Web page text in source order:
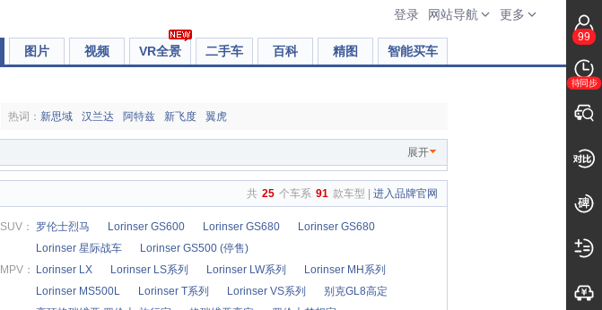
登录 网站导航 更多
图片 视频 VR全景 二手车 百科 精图 智能买车
热词： 新思域 汉兰达 阿特兹 新飞度 翼虎
展开
共 25 个车系 91 款车型 | 进入品牌官网
SUV： 罗伦士烈马 Lorinser GS600 Lorinser GS680
Lorinser GS680
Lorinser 星际战车
Lorinser GS500 (停售)
MPV：
Lorinser LX Lorinser LS系列 Lorinser LW系列
Lorinser MH系列
Lorinser MS500L
Lorinser T系列 Lorinser VS系列
别克GL8高定
99
待同步